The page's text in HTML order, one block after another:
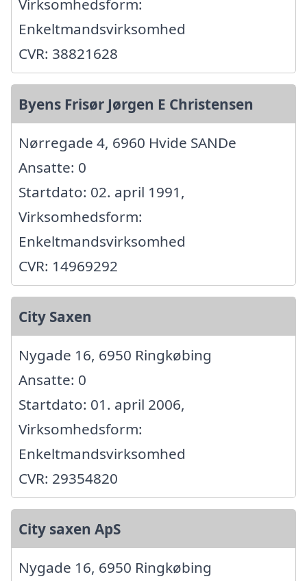
Virksomhedsform:
Enkeltmandsvirksomhed
CVR: 38821628
Byens Frisør Jørgen E Christensen
Nørregade 4, 6960 Hvide SANDe
Ansatte: 0
Startdato: 02. april 1991,
Virksomhedsform:
Enkeltmandsvirksomhed
CVR: 14969292
City Saxen
Nygade 16, 6950 Ringkøbing
Ansatte: 0
Startdato: 01. april 2006,
Virksomhedsform:
Enkeltmandsvirksomhed
CVR: 29354820
City saxen ApS
Nygade 16, 6950 Ringkøbing